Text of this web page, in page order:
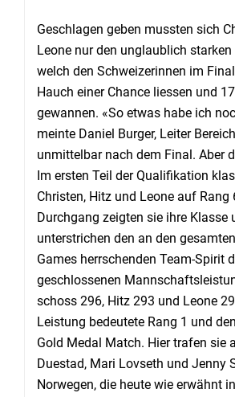
Geschlagen geben mussten sich
Leone nur den unglaublich
welch den Schweizerinnen im
Hauch einer Chance liessen und
gewannen. «So etwas habe ich
meinte Daniel Burger, Leiter
unmittelbar nach dem Final. Aber
Im ersten Teil der Qualifikation
Christen, Hitz und Leone auf Rang
Durchgang zeigten sie ihre Klasse
unterstrichen den an den
Games herrschenden Team-Spirit
geschlossenen
schoss 296, Hitz 293 und Leone
Leistung bedeutete Rang 1 und
Gold Medal Match. Hier trafen sie
Duestad, Mari Lovseth und Jenny
Norwegen, die heute wie erwähnt